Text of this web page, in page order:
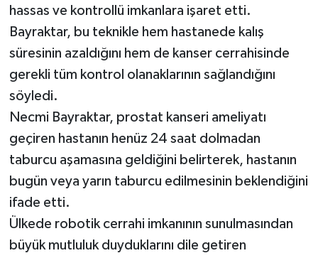
hassas ve kontrollü imkanlara işaret etti.
Bayraktar, bu teknikle hem hastanede kalış
süresinin azaldığını hem de kanser cerrahisinde
gerekli tüm kontrol olanaklarının sağlandığını
söyledi.
Necmi Bayraktar, prostat kanseri ameliyatı
geçiren hastanın henüz 24 saat dolmadan
taburcu aşamasına geldiğini belirterek, hastanın
bugün veya yarın taburcu edilmesinin beklendiğini
ifade etti.
Ülkede robotik cerrahi imkanının sunulmasından
büyük mutluluk duyduklarını dile getiren